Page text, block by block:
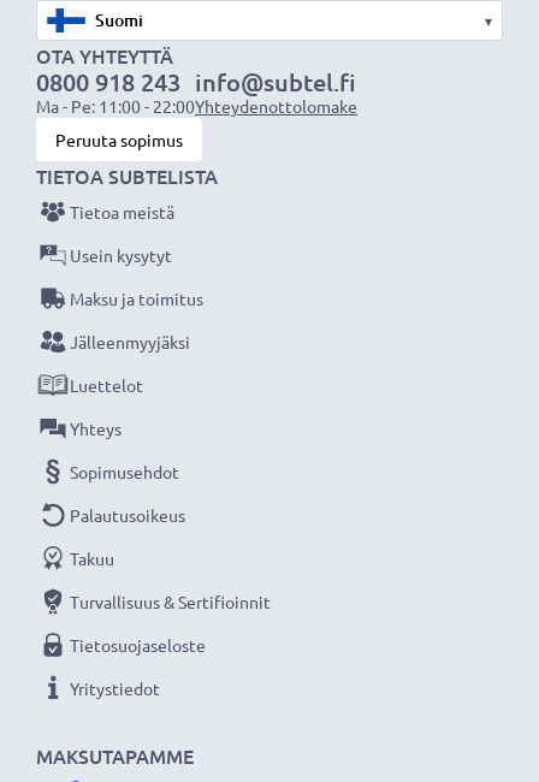
▾
OTA YHTEYTTÄ
0800 918 243
Ma - Pe: 11:00 - 22:00
info@subtel.fi
Yhteydenottolomake
Peruuta sopimus
MAKSUTAPAMME
TIETOA SUBTELISTA
Tietoa meistä
Usein kysytyt
Maksu ja toimitus
Jälleenmyyjäksi
Luettelot
Yhteys
Sopimusehdot
Palautusoikeus
Takuu
Turvallisuus & Sertifioinnit
Tietosuojaseloste
Yritystiedot